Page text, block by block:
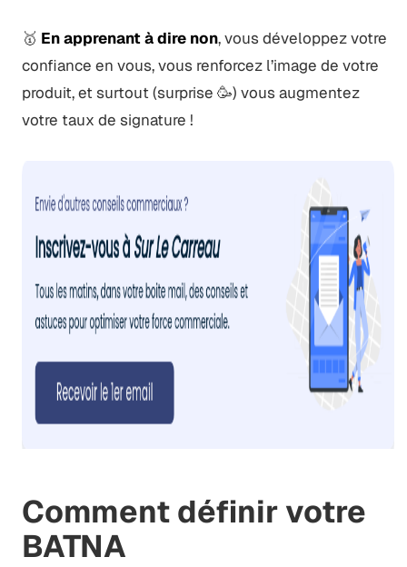
🥇 En apprenant à dire non, vous développez votre
confiance en vous, vous renforcez l’image de votre
produit, et surtout (surprise 🥳) vous augmentez
votre taux de signature !
Comment définir votre
BATNA